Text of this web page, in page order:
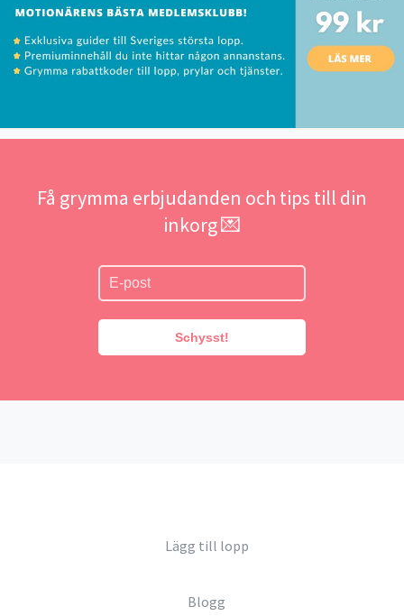
Få grymma erbjudanden och tips till din
inkorg 💌
Schysst!
Lägg till lopp
Blogg